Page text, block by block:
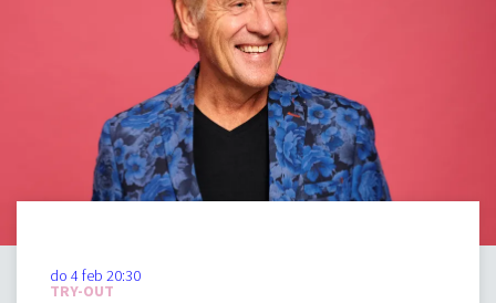
TRY-OUT
do 4 feb 20:30